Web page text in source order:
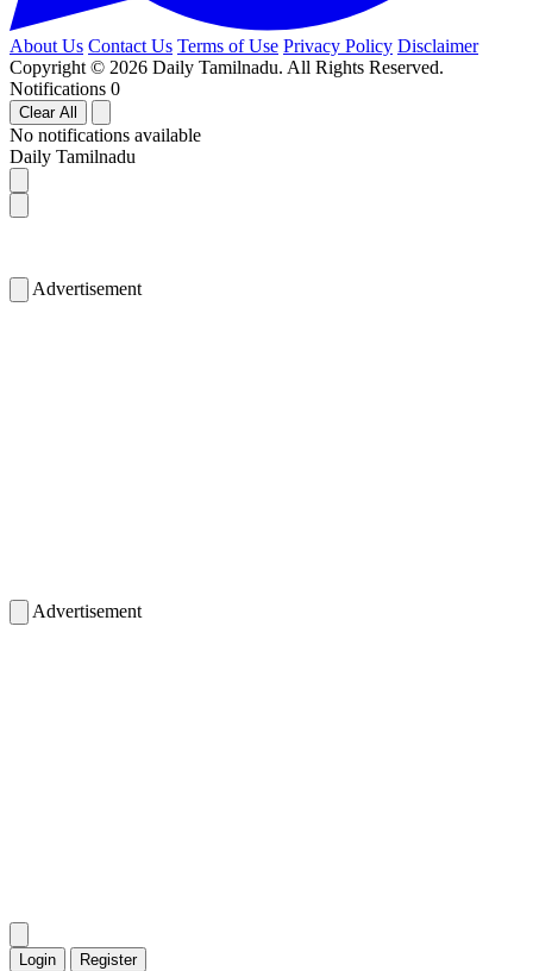
About Us Contact Us Terms of Use Privacy Policy Disclaimer
Copyright © 2026 Daily Tamilnadu. All Rights Reserved.
Notifications 0
Clear All
No notifications available
Daily Tamilnadu
Advertisement
Advertisement
Login Register